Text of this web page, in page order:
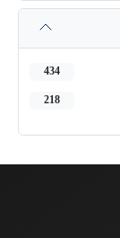
434
218